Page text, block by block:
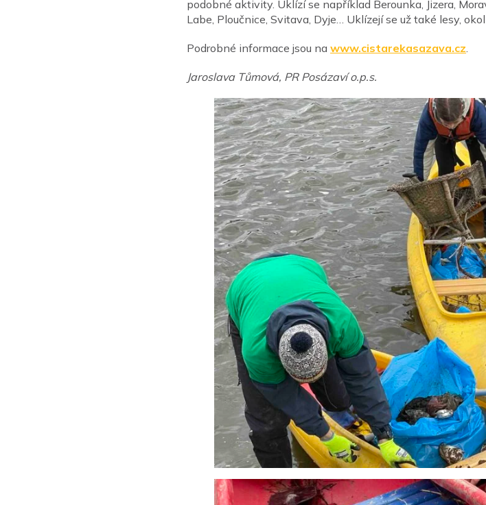
podobné aktivity. Uklízí se například Berounka, Jizera,
Labe, Ploučnice, Svitava, Dyje… Uklízejí se už také lesy,
Podrobné informace jsou na www.cistarekasazava.cz.
Jaroslava Tůmová, PR Posázaví o.p.s.